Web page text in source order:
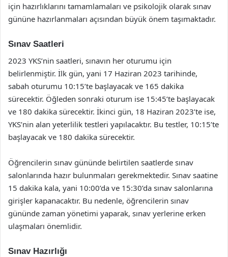
için hazırlıklarını tamamlamaları ve psikolojik olarak sınav
gününe hazırlanmaları açısından büyük önem taşımaktadır.
Sınav Saatleri
2023 YKS’nin saatleri, sınavın her oturumu için
belirlenmiştir. İlk gün, yani 17 Haziran 2023 tarihinde,
sabah oturumu 10:15’te başlayacak ve 165 dakika
sürecektir. Öğleden sonraki oturum ise 15:45’te başlayacak
ve 180 dakika sürecektir. İkinci gün, 18 Haziran 2023’te ise,
YKS’nin alan yeterlilik testleri yapılacaktır. Bu testler, 10:15’te
başlayacak ve 180 dakika sürecektir.
Öğrencilerin sınav gününde belirtilen saatlerde sınav
salonlarında hazır bulunmaları gerekmektedir. Sınav saatine
15 dakika kala, yani 10:00’da ve 15:30’da sınav salonlarına
girişler kapanacaktır. Bu nedenle, öğrencilerin sınav
gününde zaman yönetimi yaparak, sınav yerlerine erken
ulaşmaları önemlidir.
Sınav Hazırlığı